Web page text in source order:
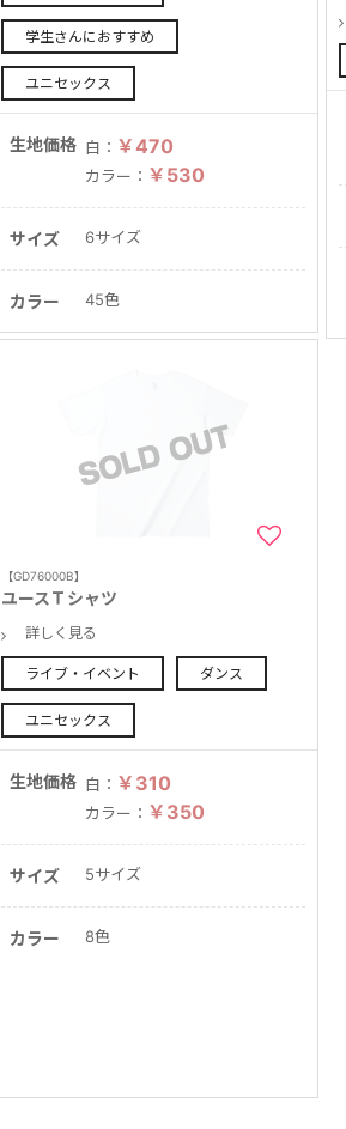
学生さんにおすすめ
ユニセックス
生地価格 白： ￥470
カラー： ￥530
サイズ 6サイズ
カラー 45色
【GD76000B】
ユースＴシャツ
詳しく見る
ライブ・イベント ダンス
ユニセックス
生地価格 白： ￥310
カラー： ￥350
サイズ 5サイズ
カラー 8色